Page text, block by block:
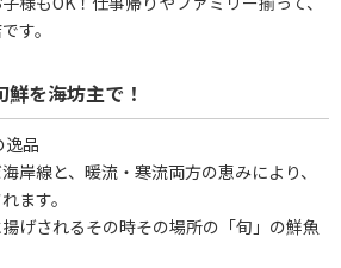
す。
を海坊主で！
品
岸線と、暖流・寒流両方の恵みにより、
ます。
げされるその時その場所の「旬」の鮮魚